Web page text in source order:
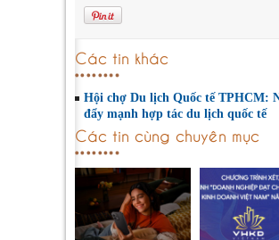
Các tin khác
Hội chợ Du lịch Quốc tế TPHCM:
đẩy mạnh hợp tác du lịch quốc tế
Các tin cùng chuyên mục